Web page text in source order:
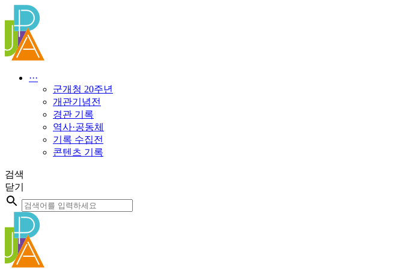
텐
로
건
···
군개청 20주년
개관기념전
경관 기록
역사·공동체
기록 수집전
콘텐츠 기록
검색
닫기
Search